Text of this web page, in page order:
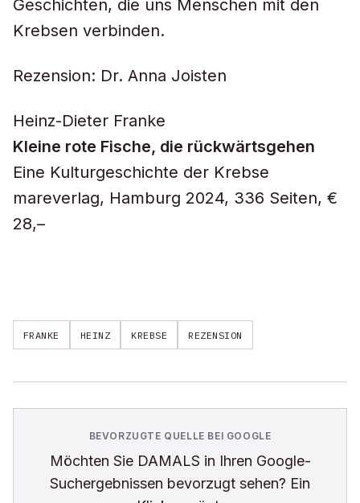
Geschichten, die uns Menschen mit den
Krebsen verbinden.
Rezension: Dr. Anna Joisten
Heinz-Dieter Franke
Kleine rote Fische, die rückwärtsgehen
Eine Kulturgeschichte der Krebse
mareverlag, Hamburg 2024, 336 Seiten, €
28,–
FRANKE HEINZ KREBSE REZENSION
BEVORZUGTE QUELLE BEI GOOGLE
Möchten Sie DAMALS in Ihren Google-
Suchergebnissen bevorzugt sehen? Ein